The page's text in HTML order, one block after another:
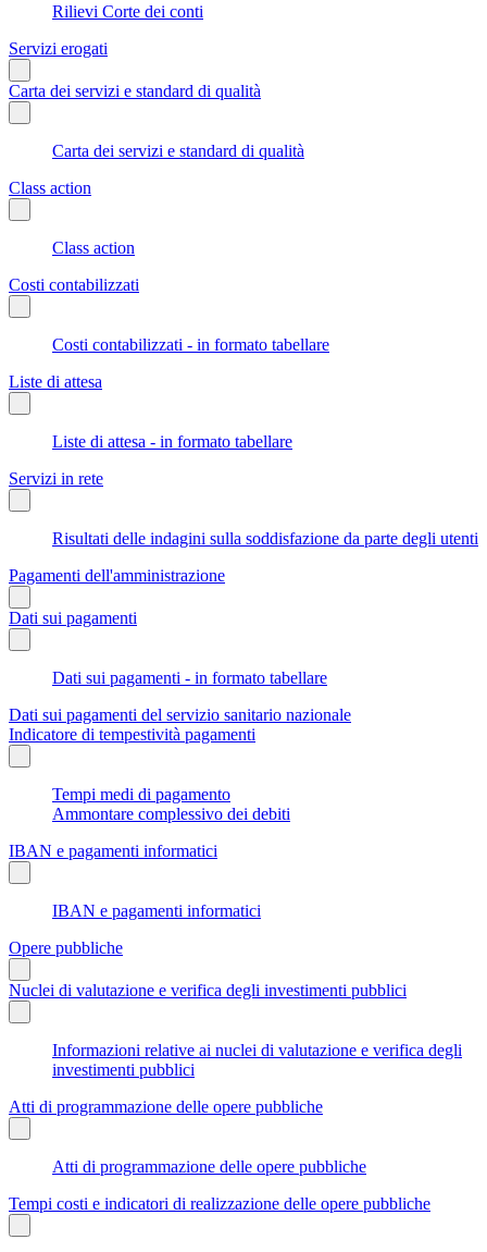
Rilievi Corte dei conti
Servizi erogati
Carta dei servizi e standard di qualità
Carta dei servizi e standard di qualità
Class action
Class action
Costi contabilizzati
Costi contabilizzati - in formato tabellare
Liste di attesa
Liste di attesa - in formato tabellare
Servizi in rete
Risultati delle indagini sulla soddisfazione da parte degli utenti
Pagamenti dell'amministrazione
Dati sui pagamenti
Dati sui pagamenti - in formato tabellare
Dati sui pagamenti del servizio sanitario nazionale
Indicatore di tempestività pagamenti
Tempi medi di pagamento
Ammontare complessivo dei debiti
IBAN e pagamenti informatici
IBAN e pagamenti informatici
Opere pubbliche
Nuclei di valutazione e verifica degli investimenti pubblici
Informazioni relative ai nuclei di valutazione e verifica degli
investimenti pubblici
Atti di programmazione delle opere pubbliche
Atti di programmazione delle opere pubbliche
Tempi costi e indicatori di realizzazione delle opere pubbliche